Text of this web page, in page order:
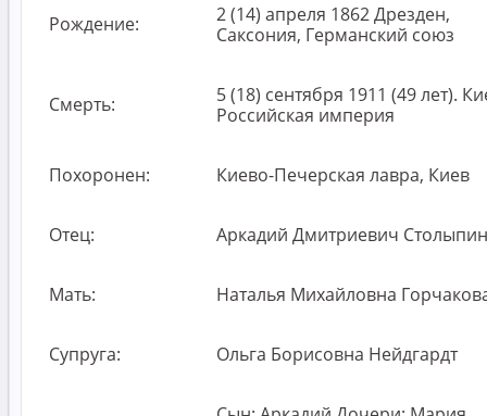
Рождение:
2 (14) апреля 1862 Дрезден,
Саксония, Германский союз
Смерть:
5 (18) сентября 1911 (49 лет).
Российская империя
Похоронен: Киево-Печерская лавра, Киев
Отец: Аркадий Дмитриевич Столыпин
Мать: Наталья Михайловна
Супруга: Ольга Борисовна Нейдгардт